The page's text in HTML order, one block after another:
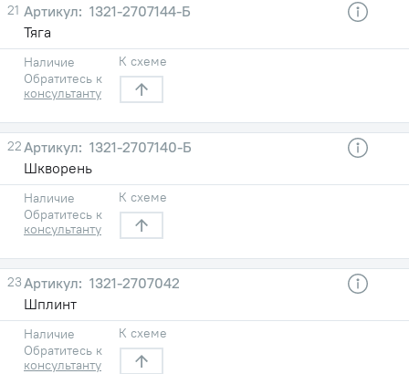
21
1321-2707144-Б
Тяга
Наличие
Обратитесь к
консультанту
К схеме
22
1321-2707140-Б
Шкворень
Наличие
Обратитесь к
консультанту
К схеме
23
1321-2707042
Шплинт
Наличие
Обратитесь к
консультанту
К схеме